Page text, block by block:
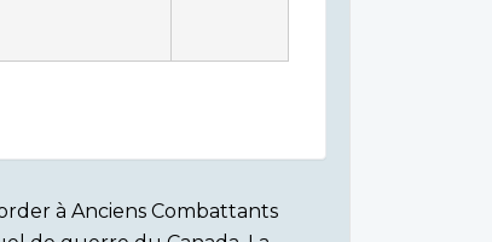
à Anciens Combattants